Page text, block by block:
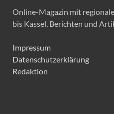
Online-Magazin mit
bis Kassel, Berichten und
Impressum
Datenschutzerklärung
Redaktion